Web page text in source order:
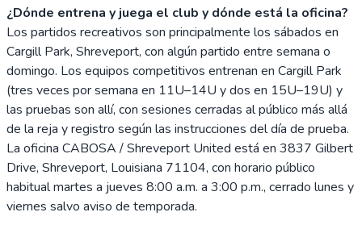
¿Dónde entrena y juega el club y dónde está la oficina?
Los partidos recreativos son principalmente los sábados en
Cargill Park, Shreveport, con algún partido entre semana o
domingo. Los equipos competitivos entrenan en Cargill Park
(tres veces por semana en 11U–14U y dos en 15U–19U) y
las pruebas son allí, con sesiones cerradas al público más allá
de la reja y registro según las instrucciones del día de prueba.
La oficina CABOSA / Shreveport United está en 3837 Gilbert
Drive, Shreveport, Louisiana 71104, con horario público
habitual martes a jueves 8:00 a.m. a 3:00 p.m., cerrado lunes y
viernes salvo aviso de temporada.